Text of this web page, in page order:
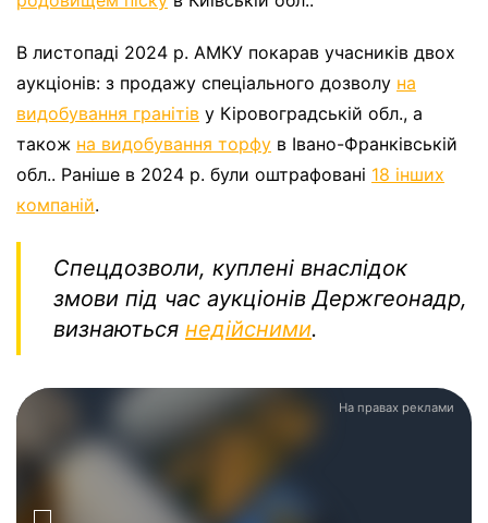
В листопаді 2024 р. АМКУ покарав учасників двох
аукціонів: з продажу спеціального дозволу на
видобування гранітів у Кіровоградській обл., а
також на видобування торфу в Івано-Франківській
обл.. Раніше в 2024 р. були оштрафовані 18 інших
компаній.
Спецдозволи, куплені внаслідок
змови під час аукціонів Держгеонадр,
визнаються недійсними.
На правах реклами